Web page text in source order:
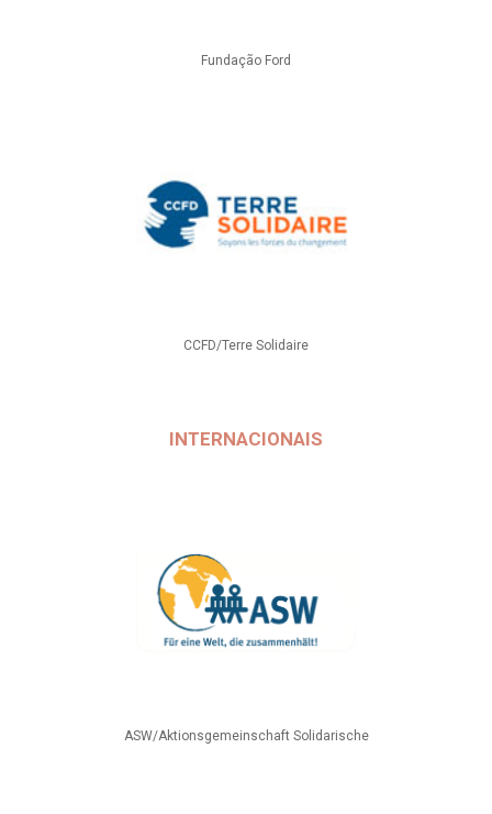
Fundação Ford
CCFD/Terre Solidaire
INTERNACIONAIS
ASW/Aktionsgemeinschaft Solidarische